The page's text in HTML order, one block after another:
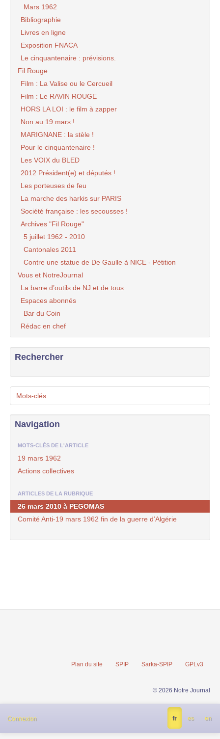
Mars 1962
Bibliographie
Livres en ligne
Exposition FNACA
Le cinquantenaire : prévisions.
Fil Rouge
Film : La Valise ou le Cercueil
Film : Le RAVIN ROUGE
HORS LA LOI : le film à zapper
Non au 19 mars !
MARIGNANE : la stèle !
Pour le cinquantenaire !
Les VOIX du BLED
2012 Président(e) et députés !
Les porteuses de feu
La marche des harkis sur PARIS
Société française : les secousses !
Archives "Fil Rouge"
5 juillet 1962 - 2010
Cantonales 2011
Contre une statue de De Gaulle à NICE - Pétition
Vous et NotreJournal
La barre d’outils de NJ et de tous
Espaces abonnés
Bar du Coin
Rédac en chef
Rechercher
Mots-clés
Navigation
MOTS-CLÉS DE L'ARTICLE
19 mars 1962
Actions collectives
ARTICLES DE LA RUBRIQUE
26 mars 2010 à PEGOMAS
Comité Anti-19 mars 1962 fin de la guerre d’Algérie
Plan du site SPIP Sarka-SPIP GPLv3
© 2026 Notre Journal
Connexion fr es en